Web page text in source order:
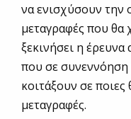
να ενισχύσουν την
μεταγραφές που θα
ξεκινήσει η
που σε
κοιτάξουν σε ποιες
μεταγραφές.